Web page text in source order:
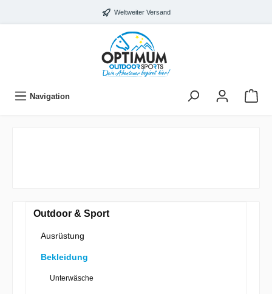
Weltweiter Versand
Navigation
Outdoor & Sport
Ausrüstung
Bekleidung
Unterwäsche